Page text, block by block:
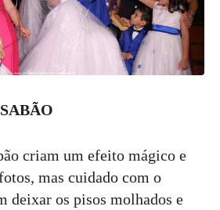
criam um efeito mágico e
mas cuidado com o
deixar os pisos molhados e